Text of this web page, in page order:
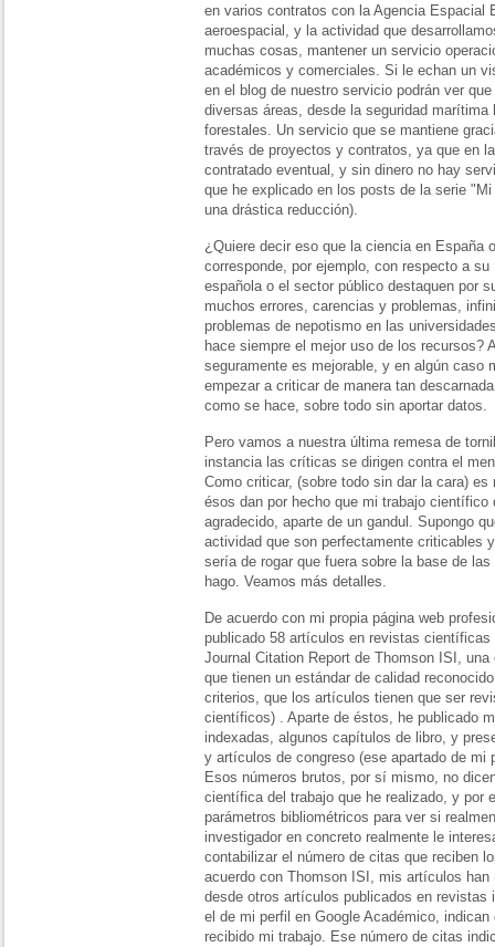
en varios contratos con la Agencia Espacial
aeroespacial, y la actividad que
muchas cosas, mantener un servicio
académicos y comerciales. Si le echan un
en el blog de nuestro servicio podrán ver
diversas áreas, desde la seguridad
forestales. Un servicio que se mantiene
través de proyectos y contratos, ya que en
contratado eventual, y sin dinero no hay
que he explicado en los posts de la serie
una drástica reducción).
¿Quiere decir eso que la ciencia en España
corresponde, por ejemplo, con respecto a
española o el sector público destaquen por
muchos errores, carencias y problemas,
problemas de nepotismo en las
hace siempre el mejor uso de los recursos?
seguramente es mejorable, y en algún caso
empezar a criticar de manera tan
como se hace, sobre todo sin aportar datos.
Pero vamos a nuestra última remesa de
instancia las críticas se dirigen contra el
Como criticar, (sobre todo sin dar la cara)
ésos dan por hecho que mi trabajo
agradecido, aparte de un gandul. Supongo
actividad que son perfectamente criticables
sería de rogar que fuera sobre la base de
hago. Veamos más detalles.
De acuerdo con mi propia página web
publicado 58 artículos en revistas
Journal Citation Report de Thomson ISI,
que tienen un estándar de calidad
criterios, que los artículos tienen que ser
científicos) . Aparte de éstos, he publicado
indexadas, algunos capítulos de libro, y
y artículos de congreso (ese apartado de mi
Esos números brutos, por sí mismo, no
científica del trabajo que he realizado, y por
parámetros bibliométricos para ver si
investigador en concreto realmente le
contabilizar el número de citas que reciben
acuerdo con Thomson ISI, mis artículos
desde otros artículos publicados en revistas
el de mi perfil en Google Académico,
recibido mi trabajo. Ese número de citas